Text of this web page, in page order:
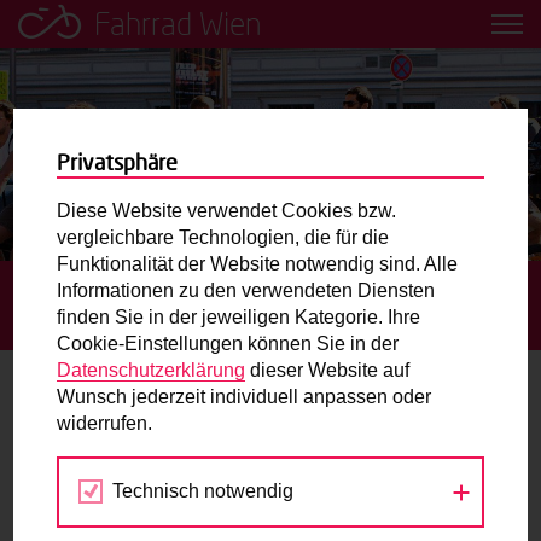
Fahrrad Wien
Leih dir einfach ein Transportfahrrad in deiner Nähe aus!
Mobilitätsbildung für Kinder und
Jugendliche
Radweg-Projektkarte
Routenplaner
Mit dem Fahrrad in Wien unterwegs? Hier finden Sie die
beste Route.
Wunschbox
Sie haben ein Anliegen zum Radverkehr? Schreiben Sie
STARTSEITE BLOG
MUSIK, KUNST UND KULTUR AM
STREETLIFE FESTIVAL 2015
Musik, Kunst und Kultur am Streetlife
Festival 2015
Privatsphäre
Diese Website verwendet Cookies bzw.
vergleichbare Technologien, die für die
Funktionalität der Website notwendig sind. Alle
Informationen zu den verwendeten Diensten
finden Sie in der jeweiligen Kategorie. Ihre
Cookie-Einstellungen können Sie in der
Datenschutzerklärung dieser Website auf
Wunsch jederzeit individuell anpassen oder
widerrufen.
Technisch notwendig